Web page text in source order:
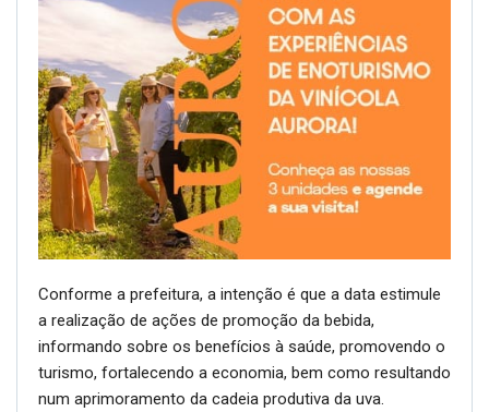
Conforme a prefeitura, a intenção é que a data estimule
a realização de ações de promoção da bebida,
informando sobre os benefícios à saúde, promovendo o
turismo, fortalecendo a economia, bem como resultando
num aprimoramento da cadeia produtiva da uva.